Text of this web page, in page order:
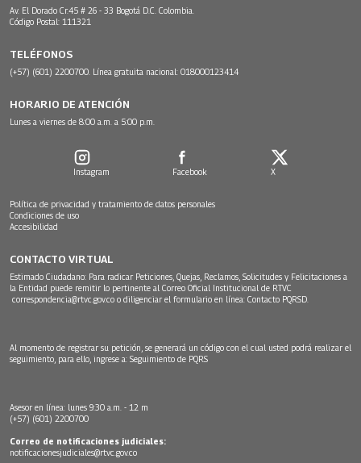
Av. El Dorado Cr.45 # 26 - 33 Bogotá D.C. Colombia.
Código Postal: 111321
TELÉFONOS
(+57) (601) 2200700. Línea gratuita nacional: 018000123414
HORARIO DE ATENCIÓN
Lunes a viernes de 8:00 a.m. a 5:00 p.m.
Instagram Facebook X
Política de privacidad y tratamiento de datos personales
Condiciones de uso
Accesibilidad
CONTACTO VIRTUAL
Estimado Ciudadano: Para radicar Peticiones, Quejas, Reclamos, Solicitudes y Felicitaciones a
la Entidad puede remitir lo pertinente al Correo Oficial Institucional de RTVC
correspondencia@rtvc.gov.co o diligenciar el formulario en línea: Contacto PQRSD.
Al momento de registrar su petición, se generará un código con el cual usted podrá realizar el
seguimiento, para ello, ingrese a: Seguimiento de PQRS
Asesor en línea: lunes 9:30 a.m. - 12 m
(+57) (601) 2200700
Correo de notificaciones judiciales:
notificacionesjudiciales@rtvc.gov.co